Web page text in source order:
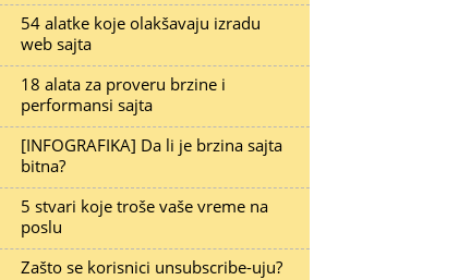
54 alatke koje olakšavaju izradu
web sajta
18 alata za proveru brzine i
performansi sajta
[INFOGRAFIKA] Da li je brzina sajta
bitna?
5 stvari koje troše vaše vreme na
poslu
Zašto se korisnici unsubscribe-uju?